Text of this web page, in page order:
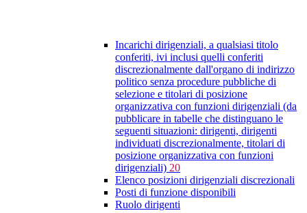
Incarichi dirigenziali, a qualsiasi titolo
conferiti, ivi inclusi quelli conferiti
discrezionalmente dall'organo di indirizzo
politico senza procedure pubbliche di
selezione e titolari di posizione
organizzativa con funzioni dirigenziali (da
pubblicare in tabelle che distinguano le
seguenti situazioni: dirigenti, dirigenti
individuati discrezionalmente, titolari di
posizione organizzativa con funzioni
dirigenziali) 20
Elenco posizioni dirigenziali discrezionali
Posti di funzione disponibili
Ruolo dirigenti